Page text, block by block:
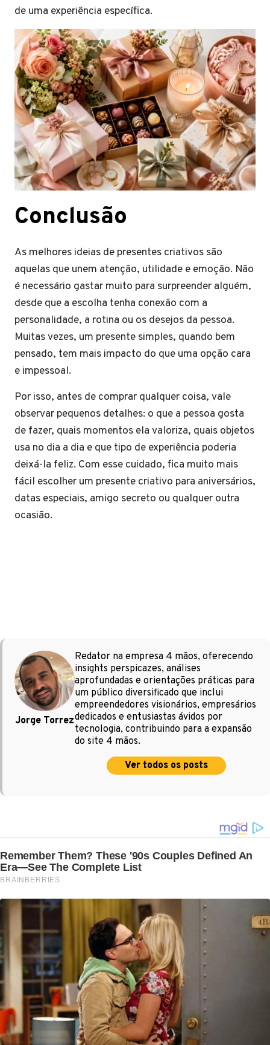
de uma experiência específica.
Conclusão
As melhores ideias de presentes criativos são
aquelas que unem atenção, utilidade e emoção. Não
é necessário gastar muito para surpreender alguém,
desde que a escolha tenha conexão com a
personalidade, a rotina ou os desejos da pessoa.
Muitas vezes, um presente simples, quando bem
pensado, tem mais impacto do que uma opção cara
e impessoal.
Por isso, antes de comprar qualquer coisa, vale
observar pequenos detalhes: o que a pessoa gosta
de fazer, quais momentos ela valoriza, quais objetos
usa no dia a dia e que tipo de experiência poderia
deixá-la feliz. Com esse cuidado, fica muito mais
fácil escolher um presente criativo para aniversários,
datas especiais, amigo secreto ou qualquer outra
ocasião.
Jorge Torrez
Redator na empresa 4 mãos, oferecendo
insights perspicazes, análises
aprofundadas e orientações práticas para
um público diversificado que inclui
empreendedores visionários, empresários
dedicados e entusiastas ávidos por
tecnologia, contribuindo para a expansão
do site 4 mãos.
Ver todos os posts